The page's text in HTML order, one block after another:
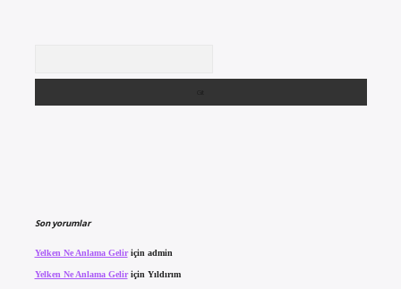
Son yorumlar
Yelken Ne Anlama Geliriçin admin
Yelken Ne Anlama Geliriçin Yıldırım